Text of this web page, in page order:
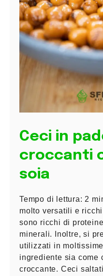
Ceci in
croccanti
soia
Tempo di lettura: 2
molto versatili e
sono ricchi di
minerali. Inoltre, si
utilizzati in
ingrediente sia come
croccante. Ceci